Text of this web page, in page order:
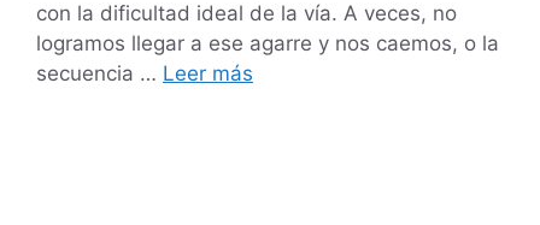
con la dificultad ideal de la vía. A veces, no
logramos llegar a ese agarre y nos caemos, o la
secuencia … Leer más